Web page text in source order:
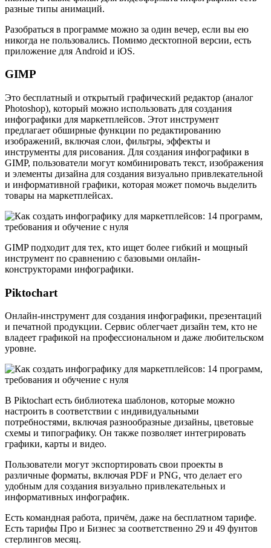
разные типы анимаций.
Разобраться в программе можно за один вечер, если вы ею
никогда не пользовались. Помимо десктопной версии, есть
приложение для Android и iOS.
GIMP
Это бесплатный и открытый графический редактор (аналог
Photoshop), который можно использовать для создания
инфографики для маркетплейсов. Этот инструмент
предлагает обширные функции по редактированию
изображений, включая слои, фильтры, эффекты и
инструменты для рисования. Для создания инфографики в
GIMP, пользователи могут комбинировать текст, изображения
и элементы дизайна для создания визуально привлекательной
и информативной графики, которая может помочь выделить
товары на маркетплейсах.
GIMP подходит для тех, кто ищет более гибкий и мощный
инструмент по сравнению с базовыми онлайн-
конструкторами инфографики.
Piktochart
Онлайн-инструмент для создания инфографики, презентаций
и печатной продукции. Сервис облегчает дизайн тем, кто не
владеет графикой на профессиональном и даже любительском
уровне.
В Piktochart есть библиотека шаблонов, которые можно
настроить в соответствии с индивидуальными
потребностями, включая разнообразные дизайны, цветовые
схемы и типографику. Он также позволяет интегрировать
графики, карты и видео.
Пользователи могут экспортировать свои проекты в
различные форматы, включая PDF и PNG, что делает его
удобным для создания визуально привлекательных и
информативных инфографик.
Есть командная работа, причём, даже на бесплатном тарифе.
Есть тарифы Про и Бизнес за соответственно 29 и 49 фунтов
стерлингов месяц.